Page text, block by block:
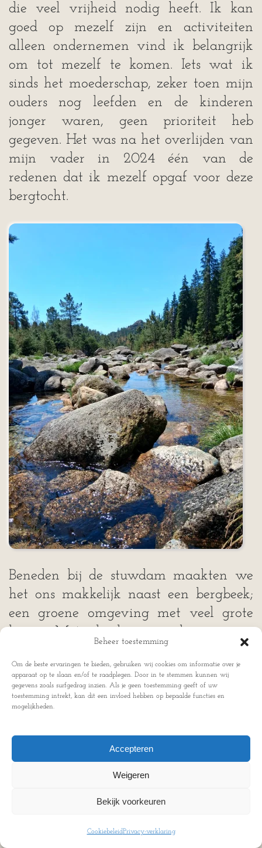
Beheer toestemming
Om de beste ervaringen te bieden, gebruiken wij cookies om informatie over je
apparaat op te slaan en/of te raadplegen. Door in te stemmen kunnen wij
gegevens zoals surfgedrag inzien. Als je geen toestemming geeft of uw
toestemming intrekt, kan dit een invloed hebben op bepaalde functies en
mogelijkheden.
Accepteren
Weigeren
Bekijk voorkeuren
CookiebeleidPrivacy-verklaring
die veel vrijheid nodig heeft. Ik kan
goed op mezelf zijn en activiteiten
alleen ondernemen vind ik belangrijk
om tot mezelf te komen. Iets wat ik
sinds het moederschap, zeker toen mijn
ouders nog leefden en de kinderen
jonger waren, geen prioriteit heb
gegeven. Het was na het overlijden van
mijn vader in 2024 één van de
redenen dat ik mezelf opgaf voor deze
bergtocht.
Beneden bij de stuwdam maakten we
het ons makkelijk naast een bergbeek;
een groene omgeving met veel grote
keien. Met de kernwaarden in ons
achterhoofd mochten we een emotie, of
iets anders waar we vanaf wilden, aan
onze meegenomen steen verbinden. Bij
mij kwam ‘het moeten’ omhoog. Deze
Er werd ons gevraagd om in
zwemkleding én met de steen de
bergbeek in te stappen. In mijn lichaam
het ijskoude water raakten. Eenmaal